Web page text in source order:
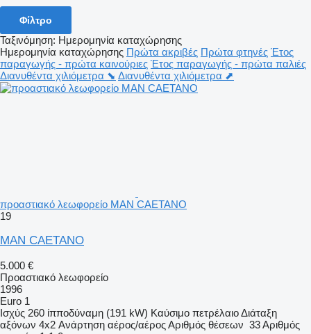
Φίλτρο
Ταξινόμηση: Ημερομηνία καταχώρησης
Ημερομηνία καταχώρησης Πρώτα ακριβές Πρώτα φτηνές Έτος
παραγωγής - πρώτα καινούριες Έτος παραγωγής - πρώτα παλιές
Διανυθέντα χιλιόμετρα ⬊ Διανυθέντα χιλιόμετρα ⬈
προαστιακό λεωφορείο MAN CAETANO
19
MAN CAETANO
5.000 €
Προαστιακό λεωφορείο
1996
Euro 1
Ισχύς 260 ίπποδύναμη (191 kW) Καύσιμο πετρέλαιοΔιάταξη
αξόνων 4x2 Ανάρτηση αέρος/αέροςΑριθμός θέσεων 33Αριθμός